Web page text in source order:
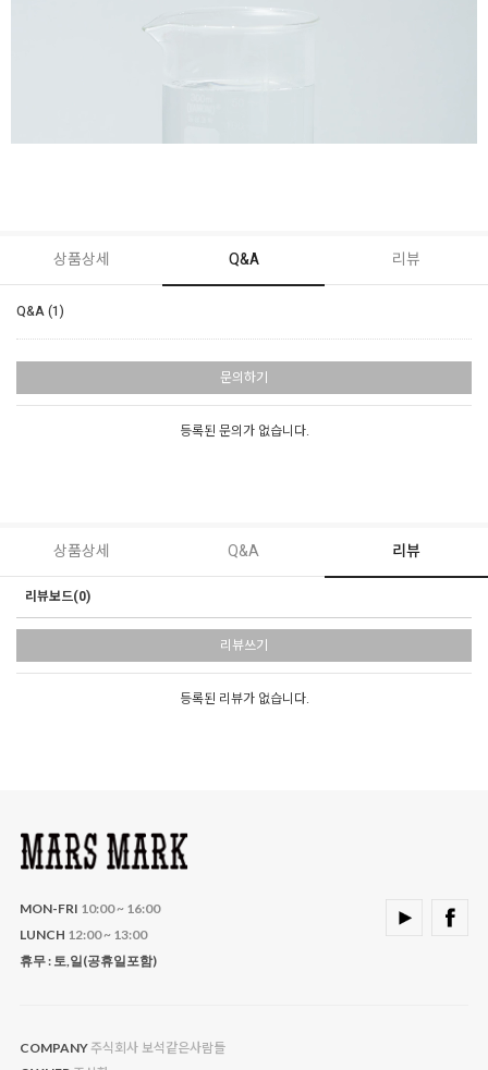
상품상세 Q&A 리뷰
Q&A (1)
문의하기
등록된 문의가 없습니다.
상품상세 Q&A 리뷰
리뷰보드(0)
리뷰쓰기
등록된 리뷰가 없습니다.
MON-FRI 10:00 ~ 16:00
LUNCH 12:00 ~ 13:00
휴무 : 토,일(공휴일포함)
COMPANY 주식회사 보석같은사람들